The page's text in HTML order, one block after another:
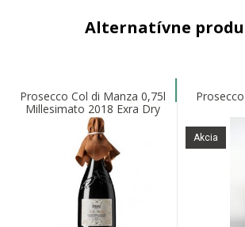
Alternatívne
Prosecco Col di Manza 0,75l
Millesimato 2018 Exra Dry
Akcia